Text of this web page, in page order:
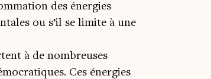
des énergies
ou s’il se limite à une
à de nombreuses
Ces énergies